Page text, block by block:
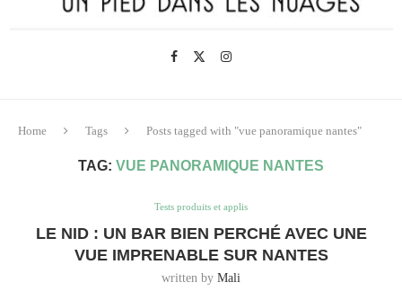
Home Tags Posts tagged with "vue panoramique nantes"
TAG: VUE PANORAMIQUE NANTES
Tests produits et applis
LE NID : UN BAR BIEN PERCHÉ AVEC UNE
VUE IMPRENABLE SUR NANTES
written by Mali